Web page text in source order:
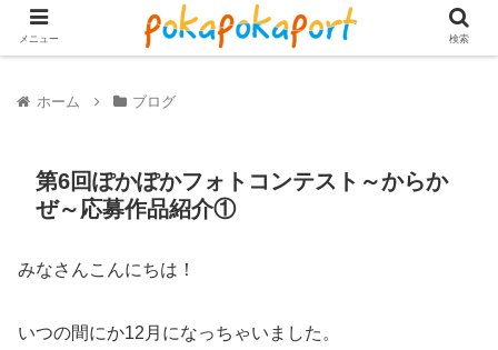
ホーム ブログ
第6回ぽかぽかフォトコンテスト～からか
ぜ～応募作品紹介①
みなさんこんにちは！
いつの間にか12月になっちゃいました。
メニュー 検索